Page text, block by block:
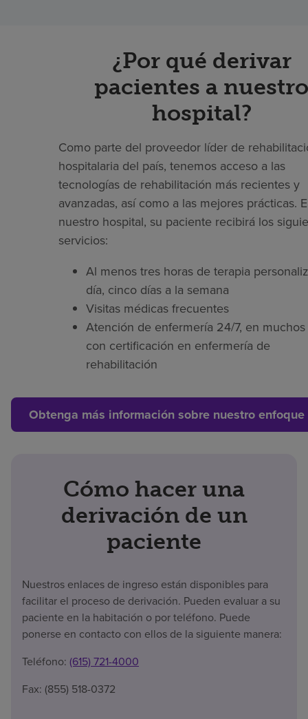
¿Por qué derivar
pacientes a nuestro
hospital?
Como parte del proveedor líder de
hospitalaria del país, tenemos acceso a las
tecnologías de rehabilitación más recientes y
avanzadas, así como a las mejores prácticas.
nuestro hospital, su paciente recibirá los
servicios:
Al menos tres horas de terapia
día, cinco días a la semana
Visitas médicas frecuentes
Atención de enfermería 24/7, en muchos
con certificación en enfermería de
rehabilitación
Obtenga más información sobre nuestro
Cómo hacer una
derivación de un
paciente
Nuestros enlaces de ingreso están disponibles para
facilitar el proceso de derivación. Pueden evaluar a su
paciente en la habitación o por teléfono. Puede
ponerse en contacto con ellos de la siguiente manera:
Teléfono: (615) 721-4000
Fax: (855) 518-0372